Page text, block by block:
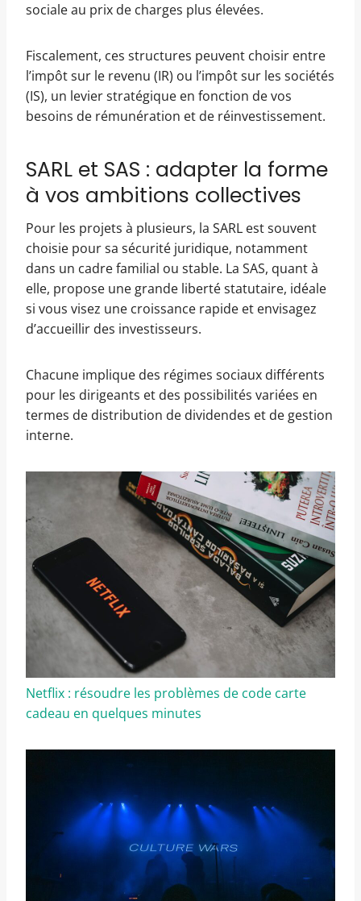
sociale au prix de charges plus élevées.
Fiscalement, ces structures peuvent choisir entre
l’impôt sur le revenu (IR) ou l’impôt sur les sociétés
(IS), un levier stratégique en fonction de vos
besoins de rémunération et de réinvestissement.
SARL et SAS : adapter la forme
à vos ambitions collectives
Pour les projets à plusieurs, la SARL est souvent
choisie pour sa sécurité juridique, notamment
dans un cadre familial ou stable. La SAS, quant à
elle, propose une grande liberté statutaire, idéale
si vous visez une croissance rapide et envisagez
d’accueillir des investisseurs.
Chacune implique des régimes sociaux différents
pour les dirigeants et des possibilités variées en
termes de distribution de dividendes et de gestion
interne.
Netflix : résoudre les problèmes de code carte
cadeau en quelques minutes